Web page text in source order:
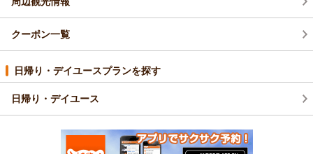
クーポン一覧
日帰り・デイユースプランを探す
日帰り・デイユース